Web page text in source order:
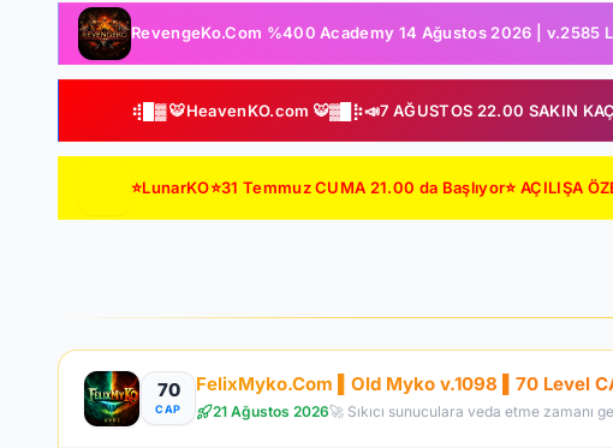
RevengeKo.Com %400 Academy 14 Ağustos 2026 | v.2585
⢾█▓ 🐯HeavenKO.com 🐯▓█⡷📣7 AĞUSTOS 22.00 SAKIN
⭐LunarKO⭐31 Temmuz CUMA 21.00 da Başlıyor⭐ AÇILIŞA
70
CAP 21 Ağustos 2026